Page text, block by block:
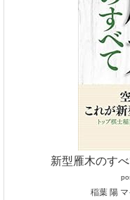
新型雁木のす
稲葉 陽